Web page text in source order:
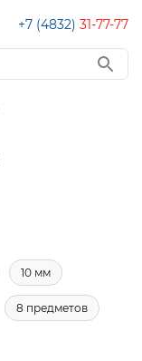
+7 (4832) 31-77-77
10 мм
8 предметов